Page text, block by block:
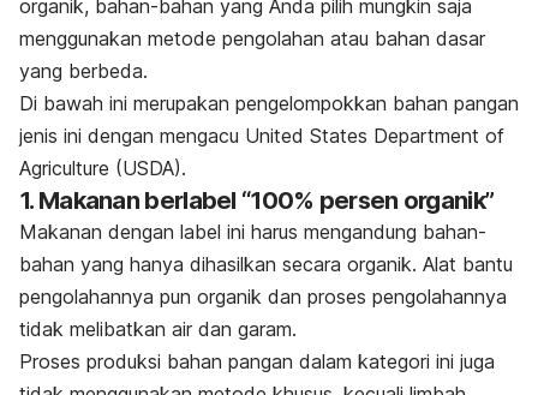
organik, bahan-bahan yang Anda pilih mungkin saja
menggunakan metode pengolahan atau bahan dasar
yang berbeda.
Di bawah ini merupakan pengelompokkan bahan pangan
jenis ini dengan mengacu United States Department of
Agriculture (USDA).
1. Makanan berlabel “100% persen organik”
Makanan dengan label ini harus mengandung bahan-
bahan yang hanya dihasilkan secara organik. Alat bantu
pengolahannya pun organik dan proses pengolahannya
tidak melibatkan air dan garam.
Proses produksi bahan pangan dalam kategori ini juga